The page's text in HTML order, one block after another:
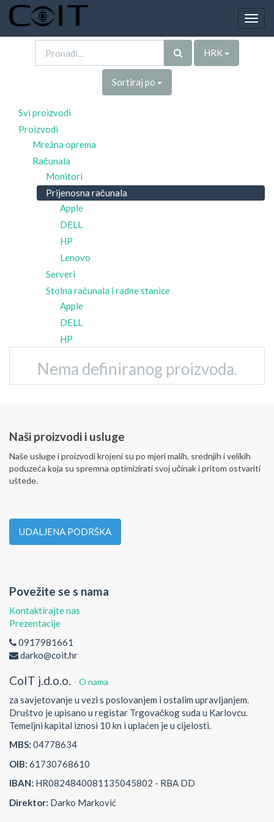
HRK
Sortiraj po
Svi proizvodi
Proizvodi
Mrežna oprema
Računala
Monitori
Prijenosna računala
Apple
DELL
HP
Lenovo
Serveri
Stolna računala i radne stanice
Apple
DELL
HP
Nema definiranog proizvoda.
Naši proizvodi i usluge
Naše usluge i proizvodi krojeni su po mjeri malih, srednjih i velikih
poduzeća koja su spremna optimizirati svoj učinak i pritom ostvariti
uštede.
UDALJENA PODRŠKA
Povežite se s nama
Kontaktirajte nas
Prezentacije
0917981661
darko@coit.hr
CoIT j.d.o.o. - O nama
za savjetovanje u vezi s poslovanjem i ostalim upravljanjem.
Društvo je upisano u registar Trgovačkog suda u Karlovcu.
Temeljni kapital iznosi 10 kn i uplaćen je u cijelosti.
MBS: 04778634
OIB: 61730768610
IBAN: HR0824840081135045802 - RBA DD
Direktor: Darko Marković